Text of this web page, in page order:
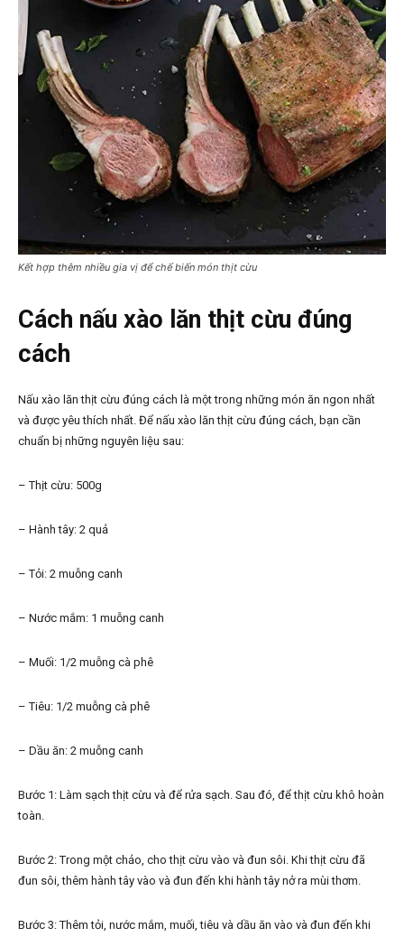
Kết hợp thêm nhiều gia vị để chế biến món thịt cừu
Cách nấu xào lăn thịt cừu đúng
cách
Nấu xào lăn thịt cừu đúng cách là một trong những món ăn ngon nhất
và được yêu thích nhất. Để nấu xào lăn thịt cừu đúng cách, bạn cần
chuẩn bị những nguyên liệu sau:
– Thịt cừu: 500g
– Hành tây: 2 quả
– Tỏi: 2 muỗng canh
– Nước mắm: 1 muỗng canh
– Muối: 1/2 muỗng cà phê
– Tiêu: 1/2 muỗng cà phê
– Dầu ăn: 2 muỗng canh
Bước 1: Làm sạch thịt cừu và để rửa sạch. Sau đó, để thịt cừu khô hoàn
toàn.
Bước 2: Trong một chảo, cho thịt cừu vào và đun sôi. Khi thịt cừu đã
đun sôi, thêm hành tây vào và đun đến khi hành tây nở ra mùi thơm.
Bước 3: Thêm tỏi, nước mắm, muối, tiêu và dầu ăn vào và đun đến khi